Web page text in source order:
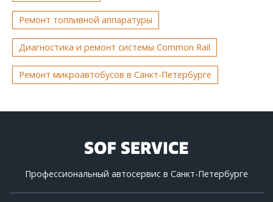
Ремонт топливной аппаратуры
Диагностика и ремонт системы Common Rail
Ремонт микроавтобусов в Санкт-Петербурге
Профессиональный автосервис в Санкт-Петербурге